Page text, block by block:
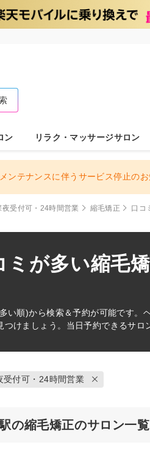
ン リラク・マッサージサロン
ンテナンスに伴うサービス停止の
夜受付可・24時間営業 縮毛矯正 口コ
ミが多い縮毛
い順)から検索＆予約が可能です。
けましょう。当日予約できるサロ
受付可・24時間営業
の縮毛矯正のサロン一覧